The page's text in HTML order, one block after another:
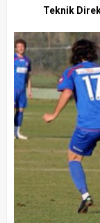
Teknik